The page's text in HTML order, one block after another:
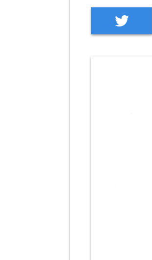
twitter